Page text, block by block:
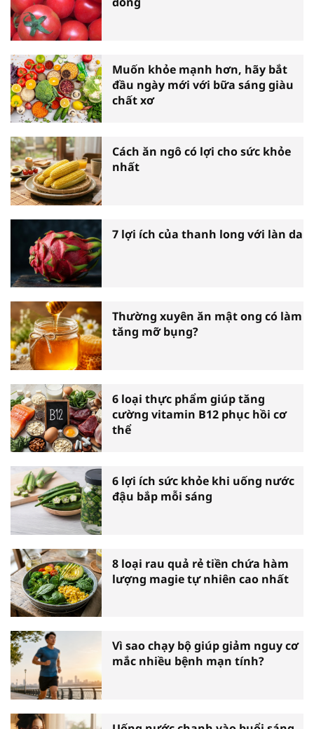
Muốn khỏe mạnh hơn, hãy bắt
đầu ngày mới với bữa sáng giàu
chất xơ
Cách ăn ngô có lợi cho sức khỏe
nhất
7 lợi ích của thanh long với làn da
Thường xuyên ăn mật ong có làm
tăng mỡ bụng?
6 loại thực phẩm giúp tăng
cường vitamin B12 phục hồi cơ
thể
6 lợi ích sức khỏe khi uống nước
đậu bắp mỗi sáng
8 loại rau quả rẻ tiền chứa hàm
lượng magie tự nhiên cao nhất
Vì sao chạy bộ giúp giảm nguy cơ
mắc nhiều bệnh mạn tính?